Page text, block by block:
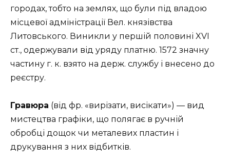
городах, тобто на землях, що були під владою
місцевої адміністрації Вел. князівства
Литовського. Виникли у першій половині XVI
ст., одержували від уряду платню. 1572 значну
частину г. к. взято на держ. службу і внесено до
реєстру.
Гравюра (від фр. «вирізати, висікати») — вид
мистецтва графіки, що полягає в ручній
обробці дощок чи металевих пластин і
друкування з них відбитків.